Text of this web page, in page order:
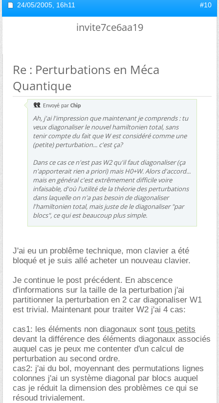
24/05/2005, 16h11 #10
invite7ce6aa19
Re : Perturbations en Méca
Quantique
Envoyé par Chip
Ah, j'ai l'impression que maintenant je comprends : tu
veux diagonaliser le nouvel hamiltonien total, sans
tenir compte du fait que W est considéré comme une
(petite) perturbation... c'est ça?
Dans ce cas ce n'est pas W2 qu'il faut diagonaliser (ça
n'apporterait rien a priori) mais H0+W. Alors d'accord...
mais en général c'est extrêmement difficile voire
infaisable, d'où l'utilité de la théorie des perturbations
dans laquelle on n'a pas besoin de diagonaliser
l'hamiltonien total, mais juste de le diagonaliser "par
blocs", ce qui est beaucoup plus simple.
J'ai eu un problême technique, mon clavier a été
bloqué et je suis allé acheter un nouveau clavier.
Je continue le post précédent. En abscence
d'informations sur la taille de la perturbation j'ai
partitionner la perturbation en 2 car diagonaliser W1
est trivial. Maintenant pour traiter W2 j'ai 4 cas:
cas1: les éléments non diagonaux sont tous petits
devant la différence des éléments diagonaux associés
auquel cas je peux me contenter d'un calcul de
perturbation au second ordre.
cas2: j'ai du bol, moyennant des permutations lignes
colonnes j'ai un système diagonal par blocs auquel
cas je réduit la dimension des problèmes ce qui se
résoud trivialement.